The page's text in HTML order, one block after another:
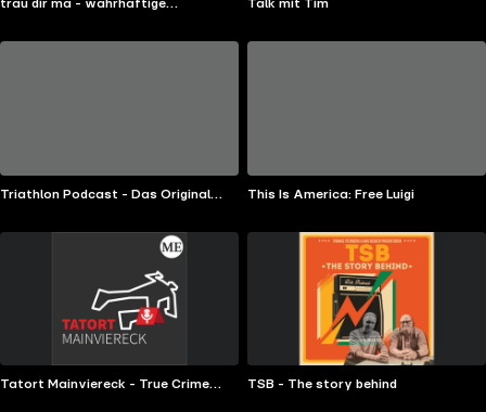
trau dir ma - wahrhaftige
Talk mit Tim
Triathlon Podcast - Das Original
This Is America: Free Luigi
Tatort Mainviereck - True Crime
TSB - The story behind